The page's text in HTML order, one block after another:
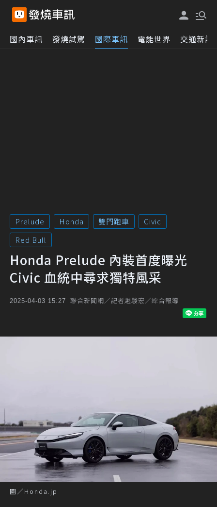
國內車訊 發燒試駕 國際車訊 電能世界 交通新訊
Prelude Honda 雙門跑車
Civic
Red Bull
Honda Prelude 內裝首度曝光
Civic 血統中尋求獨特風采
2025-04-03 15:27 聯合新聞網／記者趙駿宏／綜合報導
圖／Honda.jp